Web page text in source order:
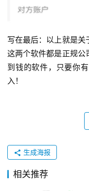
写在最后：以上就是关
这两个软件都是正规公
到钱的软件，只要你
入！
生成海报
相关推荐